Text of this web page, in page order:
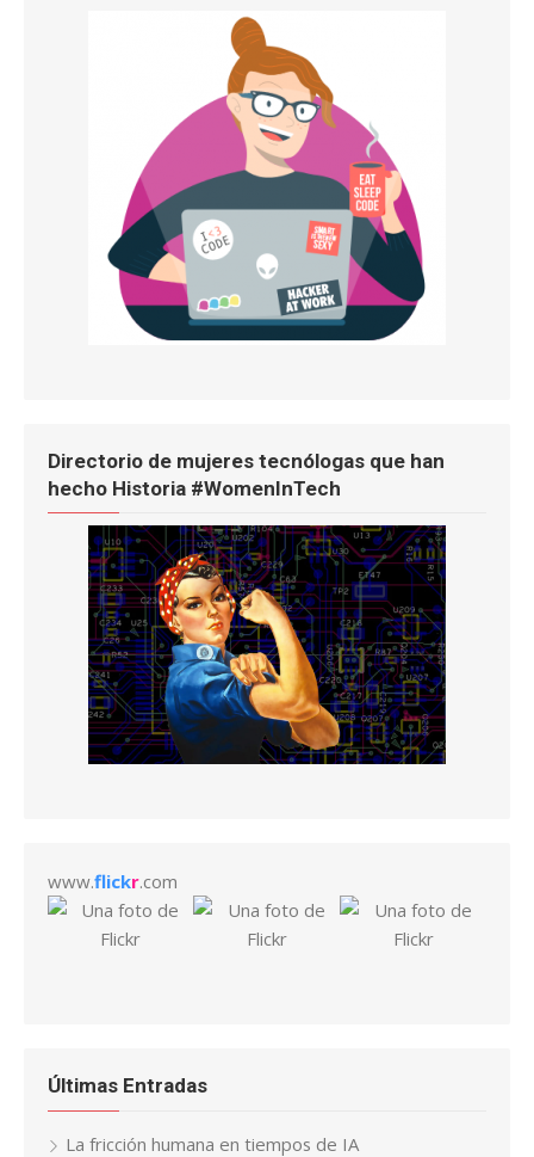
Directorio de mujeres tecnólogas que han
hecho Historia #WomenInTech
www.flickr.com
Últimas Entradas
La fricción humana en tiempos de IA